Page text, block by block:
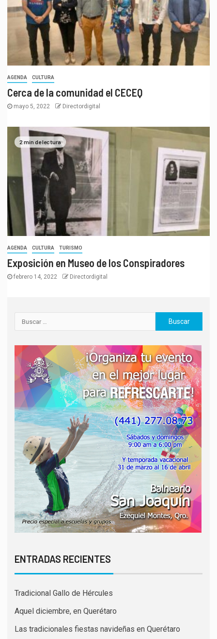
AGENDA CULTURA
Cerca de la comunidad el CECEQ
mayo 5, 2022 Directordigital
2 min de lectura
AGENDA CULTURA TURISMO
Exposición en Museo de los Conspiradores
febrero 14, 2022 Directordigital
ENTRADAS RECIENTES
Tradicional Gallo de Hércules
Aquel diciembre, en Querétaro
Las tradicionales fiestas navideñas en Querétaro